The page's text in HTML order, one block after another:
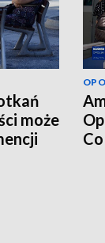
może